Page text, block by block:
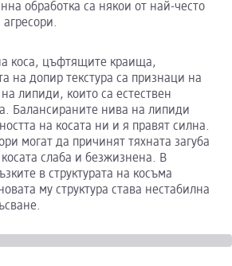
обработка са някои от най-често
коса, цъфтящите краища,
на допир текстура са признаци на
липиди, които са естествен
Балансираните нива на липиди
на косата ни и я правят силна.
могат да причинят тяхната загуба
слаба и безжизнена. В
в структурата на косъма
му структура става нестабилна